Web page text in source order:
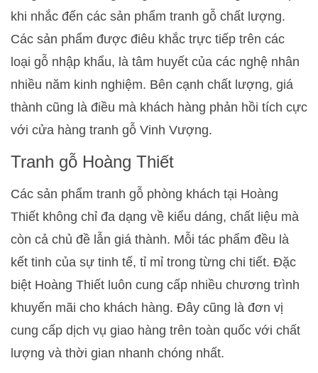
khi nhắc đến các sản phẩm tranh gỗ chất lượng.
Các sản phẩm được điêu khắc trực tiếp trên các
loại gỗ nhập khẩu, là tâm huyết của các nghệ nhân
nhiều năm kinh nghiệm. Bên cạnh chất lượng, giá
thành cũng là điều mà khách hàng phản hồi tích cực
với cửa hàng tranh gỗ Vinh Vượng.
Tranh gỗ Hoàng Thiết
Các sản phẩm tranh gỗ phòng khách tại Hoàng
Thiết không chỉ đa dạng về kiểu dáng, chất liệu mà
còn cả chủ đề lẫn giá thành. Mỗi tác phẩm đều là
kết tinh của sự tinh tế, tỉ mỉ trong từng chi tiết. Đặc
biệt Hoàng Thiết luôn cung cấp nhiều chương trình
khuyến mãi cho khách hàng. Đây cũng là đơn vị
cung cấp dịch vụ giao hàng trên toàn quốc với chất
lượng và thời gian nhanh chóng nhất.